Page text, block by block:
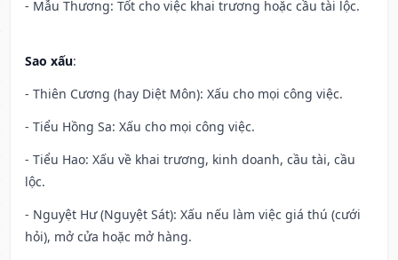
- Mẫu Thương: Tốt cho việc khai trương hoặc cầu tài lộc.
Sao xấu:
- Thiên Cương (hay Diệt Môn): Xấu cho mọi công việc.
- Tiểu Hồng Sa: Xấu cho mọi công việc.
- Tiểu Hao: Xấu về khai trương, kinh doanh, cầu tài, cầu
lộc.
- Nguyệt Hư (Nguyệt Sát): Xấu nếu làm việc giá thú (cưới
hỏi), mở cửa hoặc mở hàng.